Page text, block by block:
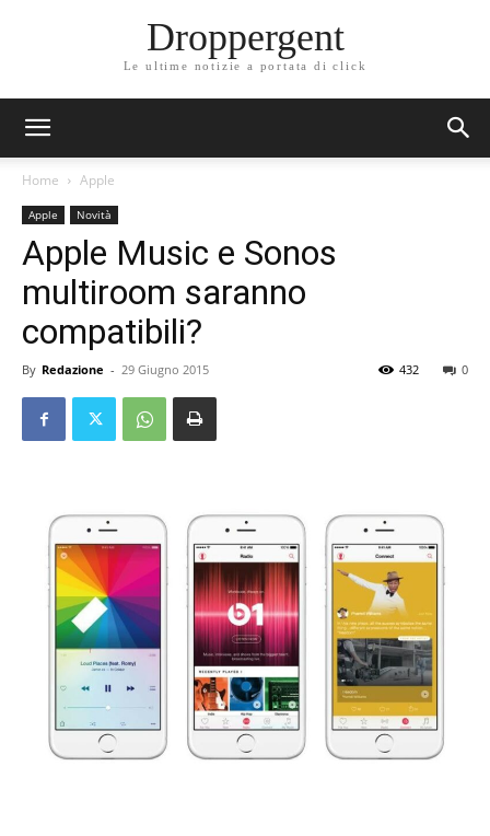
Droppergent
Le ultime notizie a portata di click
Home Apple
Apple Novità
Apple Music e Sonos
multiroom saranno
compatibili?
By Redazione - 29 Giugno 2015 0
432